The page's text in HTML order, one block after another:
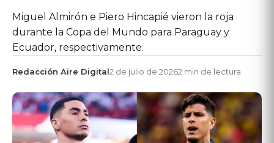
Miguel Almirón e Piero Hincapié vieron la roja
durante la Copa del Mundo para Paraguay y
Ecuador, respectivamente.
Redacción Aire Digital2 de julio de 20262 min de lectura